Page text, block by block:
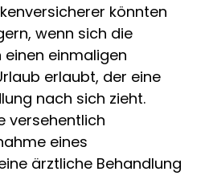
könnten
wenn sich die
einmaligen
erlaubt, der eine
nach sich zieht.
versehentlich
eines
ärztliche Behandlung